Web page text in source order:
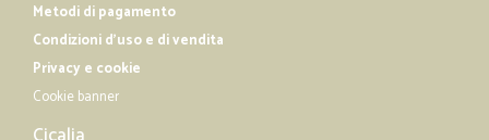
Metodi di pagamento
Condizioni d'uso e di vendita
Privacy e cookie
Cookie banner